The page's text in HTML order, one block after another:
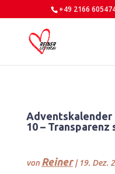
+49 2166
Adventskalender
10 – Transparenz
von Reiner| 19. Dez.